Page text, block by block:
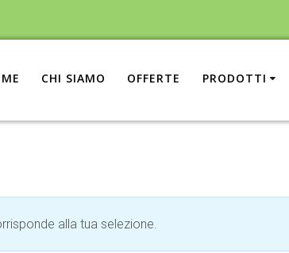
CHI SIAMO OFFERTE PRODOTTI
alla tua selezione.